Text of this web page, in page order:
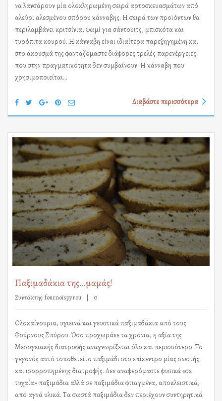
να λανσάρουν μία ολοκληρωμένη σειρά αρτοσκευασμάτων από
αλεύρι αλεσμένου σπόρου κάνναβης. Η σειρά των προϊόντων θα
περιλαμβάνει κριτσίνια, ψωμί για σάντουιτς, μπισκότα και
τυρόπιτα κουρού. Η κάνναβη είναι ιδιαίτερα παρεξηγημένη και
στο άκουσμά της φανταζόμαστε διάφορες τρελές παρενέργειες
που στην πραγματικότητα δεν συμβαίνουν. Η κάνναβη που
χρησιμοποιείται…
Διαβάστε περισσότερα
Παξιμαδάκια της…μαμάς!
Συντάκτης:fournoispyrou 0
Ολοκαίνουρια, υγιεινά και γευστικά παξιμαδάκια από τους
Φούρνους Σπύρου. Όσο προχωράνε τα χρόνια, η αξία της
Μεσογειακής διατροφής αναγνωρίζεται όλο και περισσότερο. Το
γεγονός αυτό τοποθετείτο παξιμάδι στο επίκεντρο μίας σωστής
και ισορροπημένης διατροφής. Δεν αναφερόμαστε φυσικά «σε
τυχαία» παξιμάδια αλλά σε παξιμάδια φτιαγμένα, αποκλειστικά,
από αγνά υλικά. Τα σωστά παξιμάδια δεν περιέχουν συντηρητικά